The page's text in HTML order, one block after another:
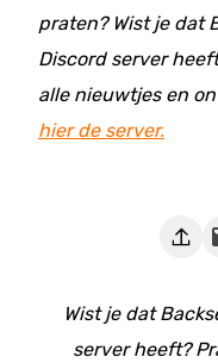
praten? Wist je dat
Discord server
alle nieuwtjes en
hier de server.
Deze
Wist je dat
server heeft?